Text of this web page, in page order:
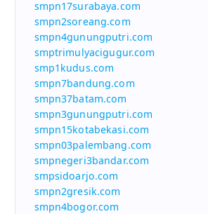
smpn17surabaya.com
smpn2soreang.com
smpn4gunungputri.com
smptrimulyacigugur.com
smp1kudus.com
smpn7bandung.com
smpn37batam.com
smpn3gunungputri.com
smpn15kotabekasi.com
smpn03palembang.com
smpnegeri3bandar.com
smpsidoarjo.com
smpn2gresik.com
smpn4bogor.com